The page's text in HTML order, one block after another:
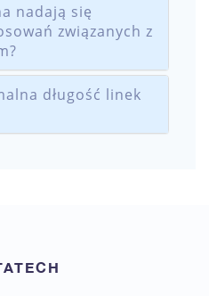
nadają się
związanych z
długość linek